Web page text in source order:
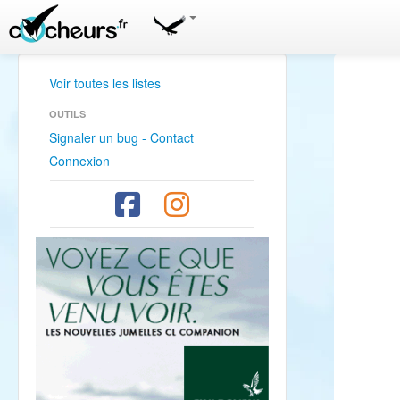
Voir toutes les listes
OUTILS
Signaler un bug - Contact
Connexion